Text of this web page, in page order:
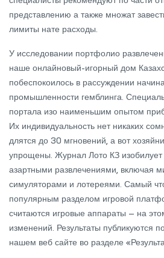
представлению а также множат
лимиты нате расходы.
У исследовании портфолио
наше онлайновый-игорный дом
побеспокоилось в рассуждении
промышленности гемблинга.
портала изо наименьшим опытом
Их индивидуальность нет никаких
длятся до 30 мгновений, а вот
упрощены. Журнал Лото КЗ
азартными развлечениями, включая
симуляторами и лотереями. Самый
популярным разделом игровой
считаются игровые аппараты – на
изменений. Результаты публикуются
нашем веб сайте во разделе